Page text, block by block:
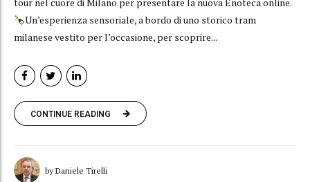
tour nel cuore di Milano per presentare la nuova Enoteca online.
Un’esperienza sensoriale, a bordo di uno storico tram
milanese vestito per l’occasione, per scoprire...
CONTINUE READING
by Daniele Tirelli